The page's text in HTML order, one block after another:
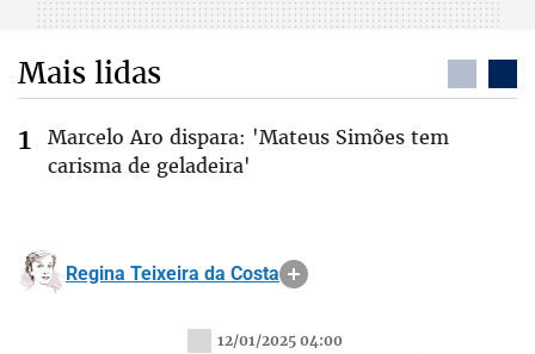
Mais lidas
Marcelo Aro dispara: 'Mateus Simões tem
carisma de geladeira'
Regina Teixeira da Costa
12/01/2025 04:00